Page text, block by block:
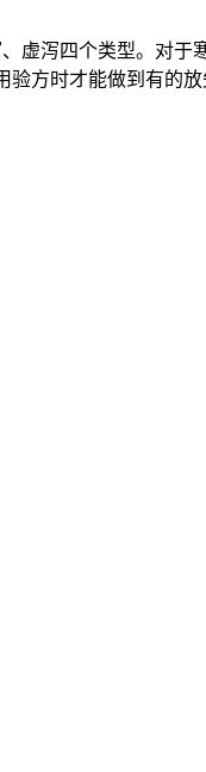
虚泻四个类型。对于
方时才能做到有的